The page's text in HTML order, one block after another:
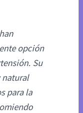
opción
Su
natural
para la